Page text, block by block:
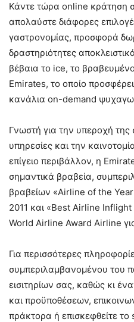
Κάντε τώρα online κράτηση
απολαύστε διάφορες
γαστρονομίας, προσφορά
δραστηριότητες
βέβαια το ice, το
Emirates, το οποίο
κανάλια on-demand
Γνωστή για την υπεροχή της
υπηρεσίες και την
επίγειο περιβάλλον, η
σημαντικά βραβεία,
βραβείων «Airline of the
2011 και «Best Airline
World Airline Award Airline
Για περισσότερες
συμπεριλαμβανομένου του
εισιτηρίων σας, καθώς κι
και προϋποθέσεων,
πράκτορα ή επισκεφθείτε